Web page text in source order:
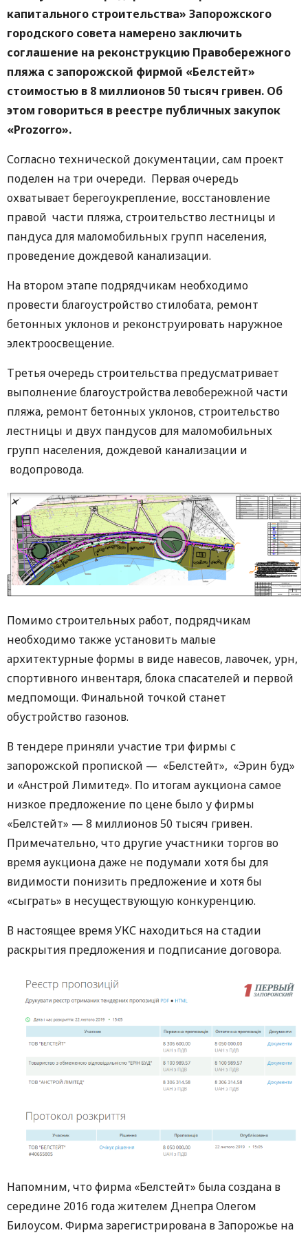
капитального строительства» Запорожского
городского совета намерено заключить
соглашение на реконструкцию Правобережного
пляжа с запорожской фирмой «Белстейт»
стоимостью в 8 миллионов 50 тысяч гривен. Об
этом говориться в реестре публичных закупок
«Prozorro».
Согласно технической документации, сам проект
поделен на три очереди. Первая очередь
охватывает берегоукрепление, восстановление
правой части пляжа, строительство лестницы и
пандуса для маломобильных групп населения,
проведение дождевой канализации.
На втором этапе подрядчикам необходимо
провести благоустройство стилобата, ремонт
бетонных уклонов и реконструировать наружное
электроосвещение.
Третья очередь строительства предусматривает
выполнение благоустройства левобережной части
пляжа, ремонт бетонных уклонов, строительство
лестницы и двух пандусов для маломобильных
групп населения, дождевой канализации и
водопровода.
Помимо строительных работ, подрядчикам
необходимо также установить малые
архитектурные формы в виде навесов, лавочек, урн,
спортивного инвентаря, блока спасателей и первой
медпомощи. Финальной точкой станет
обустройство газонов.
В тендере приняли участие три фирмы с
запорожской пропиской — «Белстейт», «Эрин буд»
и «Анстрой Лимитед». По итогам аукциона самое
низкое предложение по цене было у фирмы
«Белстейт» — 8 миллионов 50 тысяч гривен.
Примечательно, что другие участники торгов во
время аукциона даже не подумали хотя бы для
видимости понизить предложение и хотя бы
«сыграть» в несуществующую конкуренцию.
В настоящее время УКС находиться на стадии
раскрытия предложения и подписание договора.
Напомним, что фирма «Белстейт» была создана в
середине 2016 года жителем Днепра Олегом
Билоусом. Фирма зарегистрирована в Запорожье на